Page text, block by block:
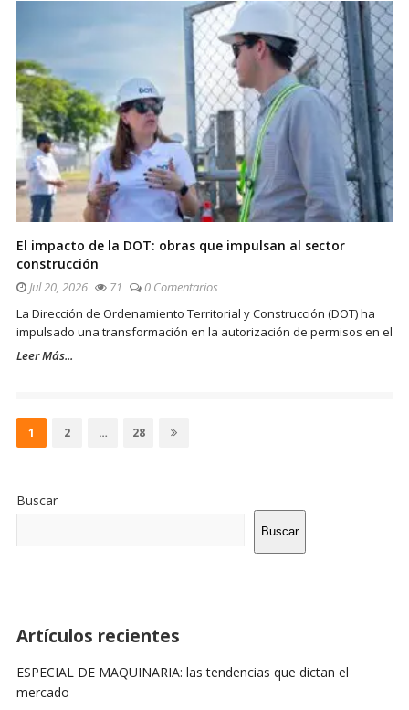
El impacto de la DOT: obras que impulsan al sector
construcción
Jul 20, 2026 71
0 Comentarios
La Dirección de Ordenamiento Territorial y Construcción (DOT) ha
impulsado una transformación en la autorización de permisos en el
Leer Más...
de
entradas
Página
1 Página
2 … Página
28
La
Lateral
Buscar
Buscar
Artículos recientes
ESPECIAL DE MAQUINARIA: las tendencias que dictan el
mercado